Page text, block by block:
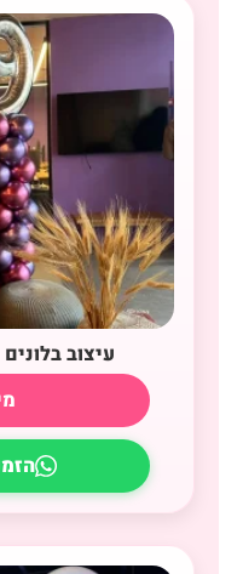
עיצוב בלונים